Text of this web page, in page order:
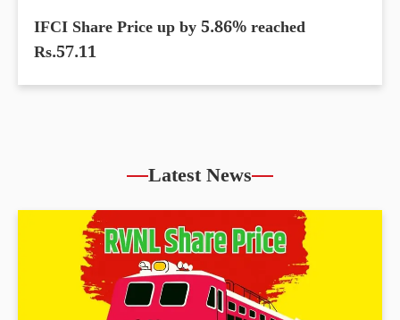
IFCI Share Price up by 5.86% reached
Rs.57.11
Latest News